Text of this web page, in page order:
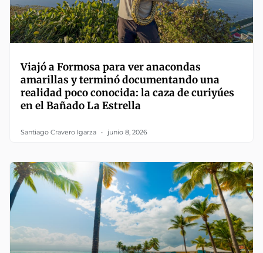
Viajó a Formosa para ver anacondas
amarillas y terminó documentando una
realidad poco conocida: la caza de curiyúes
en el Bañado La Estrella
Santiago Cravero Igarza junio 8, 2026